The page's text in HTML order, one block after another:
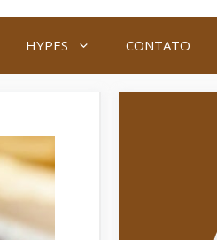
HYPES CONTATO